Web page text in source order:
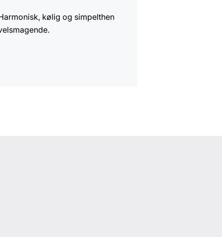
kølig og simpelthen